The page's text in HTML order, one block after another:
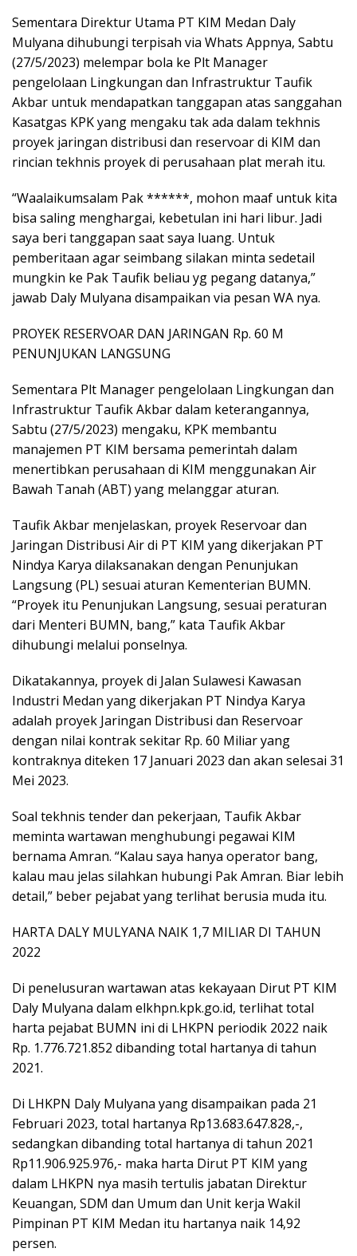
Sementara Direktur Utama PT KIM Medan Daly
Mulyana dihubungi terpisah via Whats Appnya, Sabtu
(27/5/2023) melempar bola ke Plt Manager
pengelolaan Lingkungan dan Infrastruktur Taufik
Akbar untuk mendapatkan tanggapan atas sanggahan
Kasatgas KPK yang mengaku tak ada dalam tekhnis
proyek jaringan distribusi dan reservoar di KIM dan
rincian tekhnis proyek di perusahaan plat merah itu.
“Waalaikumsalam Pak ******, mohon maaf untuk kita
bisa saling menghargai, kebetulan ini hari libur. Jadi
saya beri tanggapan saat saya luang. Untuk
pemberitaan agar seimbang silakan minta sedetail
mungkin ke Pak Taufik beliau yg pegang datanya,”
jawab Daly Mulyana disampaikan via pesan WA nya.
PROYEK RESERVOAR DAN JARINGAN Rp. 60 M
PENUNJUKAN LANGSUNG
Sementara Plt Manager pengelolaan Lingkungan dan
Infrastruktur Taufik Akbar dalam keterangannya,
Sabtu (27/5/2023) mengaku, KPK membantu
manajemen PT KIM bersama pemerintah dalam
menertibkan perusahaan di KIM menggunakan Air
Bawah Tanah (ABT) yang melanggar aturan.
Taufik Akbar menjelaskan, proyek Reservoar dan
Jaringan Distribusi Air di PT KIM yang dikerjakan PT
Nindya Karya dilaksanakan dengan Penunjukan
Langsung (PL) sesuai aturan Kementerian BUMN.
“Proyek itu Penunjukan Langsung, sesuai peraturan
dari Menteri BUMN, bang,” kata Taufik Akbar
dihubungi melalui ponselnya.
Dikatakannya, proyek di Jalan Sulawesi Kawasan
Industri Medan yang dikerjakan PT Nindya Karya
adalah proyek Jaringan Distribusi dan Reservoar
dengan nilai kontrak sekitar Rp. 60 Miliar yang
kontraknya diteken 17 Januari 2023 dan akan selesai 31
Mei 2023.
Soal tekhnis tender dan pekerjaan, Taufik Akbar
meminta wartawan menghubungi pegawai KIM
bernama Amran. “Kalau saya hanya operator bang,
kalau mau jelas silahkan hubungi Pak Amran. Biar lebih
detail,” beber pejabat yang terlihat berusia muda itu.
HARTA DALY MULYANA NAIK 1,7 MILIAR DI TAHUN
2022
Di penelusuran wartawan atas kekayaan Dirut PT KIM
Daly Mulyana dalam elkhpn.kpk.go.id, terlihat total
harta pejabat BUMN ini di LHKPN periodik 2022 naik
Rp. 1.776.721.852 dibanding total hartanya di tahun
2021.
Di LHKPN Daly Mulyana yang disampaikan pada 21
Februari 2023, total hartanya Rp13.683.647.828,-,
sedangkan dibanding total hartanya di tahun 2021
Rp11.906.925.976,- maka harta Dirut PT KIM yang
dalam LHKPN nya masih tertulis jabatan Direktur
Keuangan, SDM dan Umum dan Unit kerja Wakil
Pimpinan PT KIM Medan itu hartanya naik 14,92
persen.